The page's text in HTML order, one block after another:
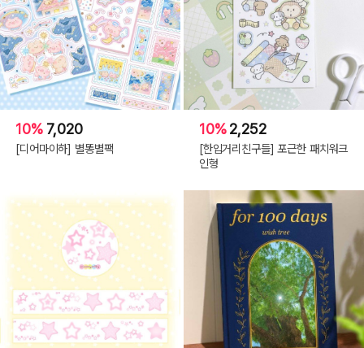
10% 7,020
[디어마이하] 별똥별팩
10%2,252
[한입거리친구들] 포근한 패치워크
인형